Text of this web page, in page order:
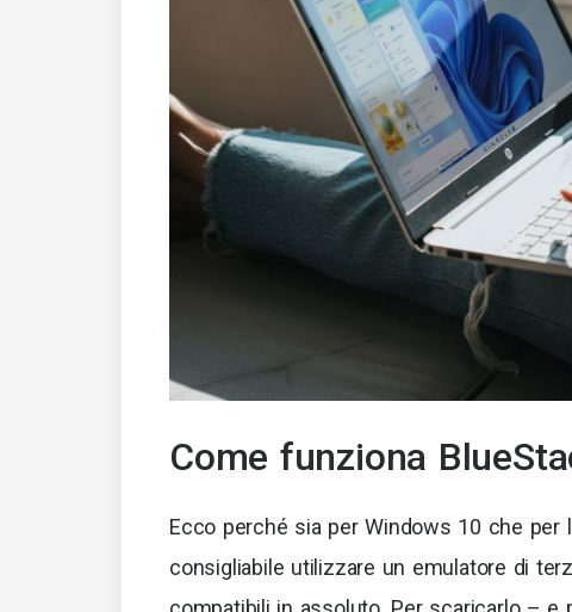
Come funziona
Ecco perché sia per Windows 10 che
consigliabile utilizzare un emulatore di